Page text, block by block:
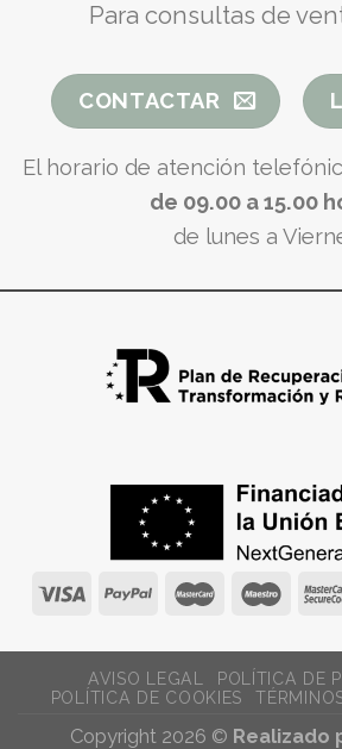
Para consultas de
CONTACTAR
El horario de atención
de 09.00 a 15.00
de lunes a
AVISO LEGAL
POLÍTICA DE
POLÍTICA DE COOKIES
Copyright 2026 © Realizado